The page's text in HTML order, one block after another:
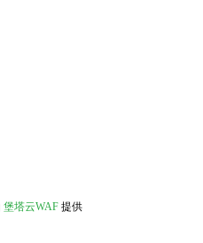
堡塔云WAF 提供